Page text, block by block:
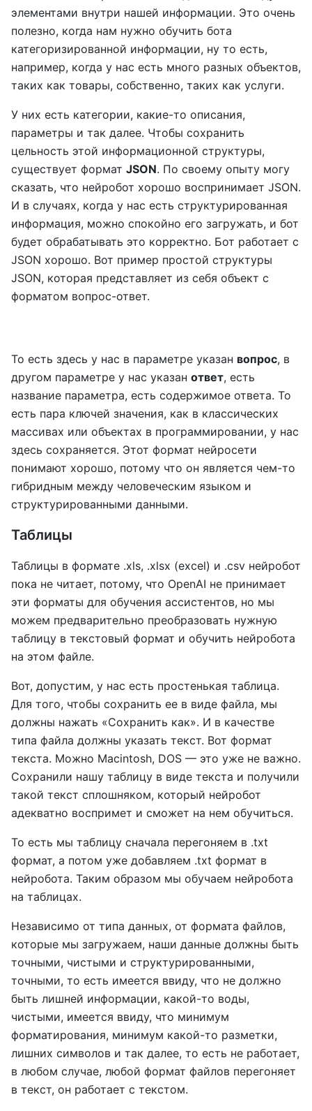
элементами внутри нашей информации. Это очень
полезно, когда нам нужно обучить бота
категоризированной информации, ну то есть,
например, когда у нас есть много разных объектов,
таких как товары, собственно, таких как услуги.
У них есть категории, какие-то описания,
параметры и так далее. Чтобы сохранить
цельность этой информационной структуры,
существует формат JSON. По своему опыту могу
сказать, что нейробот хорошо воспринимает JSON.
И в случаях, когда у нас есть структурированная
информация, можно спокойно его загружать, и бот
будет обрабатывать это корректно. Бот работает с
JSON хорошо. Вот пример простой структуры
JSON, которая представляет из себя объект с
форматом вопрос-ответ.
То есть здесь у нас в параметре указан вопрос, в
другом параметре у нас указан ответ, есть
название параметра, есть содержимое ответа. То
есть пара ключей значения, как в классических
массивах или объектах в программировании, у нас
здесь сохраняется. Этот формат нейросети
понимают хорошо, потому что он является чем-то
гибридным между человеческим языком и
структурированными данными.
Таблицы
Таблицы в формате .xls, .xlsx (excel) и .csv нейробот
пока не читает, потому, что OpenAI не принимает
эти форматы для обучения ассистентов, но мы
можем предварительно преобразовать нужную
таблицу в текстовый формат и обучить нейробота
на этом файле.
Вот, допустим, у нас есть простенькая таблица.
Для того, чтобы сохранить ее в виде файла, мы
должны нажать «Сохранить как». И в качестве
типа файла должны указать текст. Вот формат
текста. Можно Macintosh, DOS — это уже не важно.
Сохранили нашу таблицу в виде текста и получили
такой текст сплошняком, который нейробот
адекватно воспримет и сможет на нем обучиться.
То есть мы таблицу сначала перегоняем в .txt
формат, а потом уже добавляем .txt формат в
нейробота. Таким образом мы обучаем нейробота
на таблицах.
Независимо от типа данных, от формата файлов,
которые мы загружаем, наши данные должны быть
точными, чистыми и структурированными,
точными, то есть имеется ввиду, что не должно
быть лишней информации, какой-то воды,
чистыми, имеется ввиду, что минимум
форматирования, минимум какой-то разметки,
лишних символов и так далее, то есть не работает,
в любом случае, любой формат файлов перегоняет
в текст, он работает с текстом.